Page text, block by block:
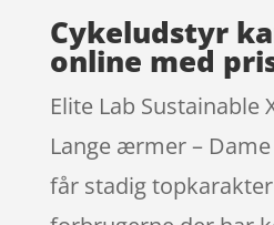
Cykeludstyr
online med
Elite Lab Sustainable
Lange ærmer – Dame
får stadig